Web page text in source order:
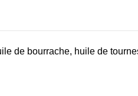
de bourrache, huile de